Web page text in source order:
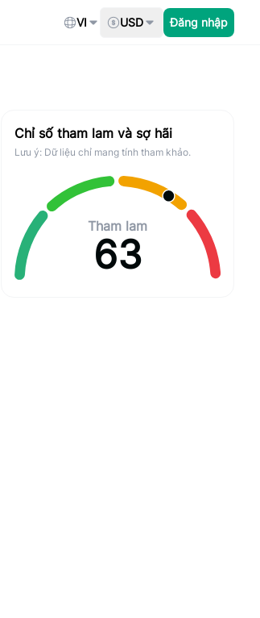
VI USD Đăng nhập
Chỉ số tham lam và sợ hãi
Lưu ý: Dữ liệu chỉ mang tính tham khảo.
Tham lam
63